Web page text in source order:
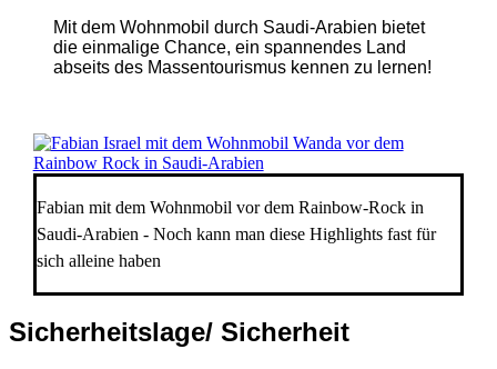
Mit dem Wohnmobil durch Saudi-Arabien bietet
die einmalige Chance, ein spannendes Land
abseits des Massentourismus kennen zu lernen!
Fabian mit dem Wohnmobil vor dem Rainbow-Rock in
Saudi-Arabien - Noch kann man diese Highlights fast für
sich alleine haben
Sicherheitslage/ Sicherheit